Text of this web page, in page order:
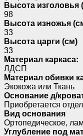
Высота изголовья
98
Высота изножья
33
Высота царги (см)
33
Материал каркаса:
ЛДСП
Материал обивки
Экокожа или Ткань
Основание д/
Приобретается
Вид основания
Ортопедическое,
Углубление под